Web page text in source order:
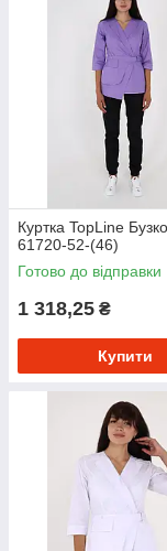
Куртка TopLine
61720-52-(46)
Готово до відправки
1 318,25 ₴
Купити